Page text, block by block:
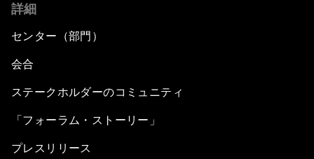
詳細
センター（部門）
会合
ステークホルダーのコミュニティ
「フォーラム・ストーリー」
プレスリリース